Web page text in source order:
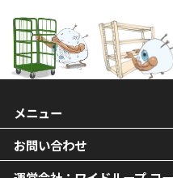
メニュー
お問い合わせ